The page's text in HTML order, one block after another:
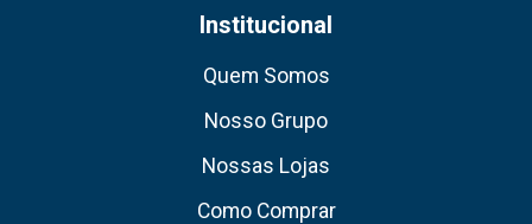
Institucional
Quem Somos
Nosso Grupo
Nossas Lojas
Como Comprar